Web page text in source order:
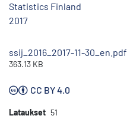
Statistics Finland
2017
ssij_2016_2017-11-30_en.pdf
363.13 KB
CC BY 4.0
Lataukset 51